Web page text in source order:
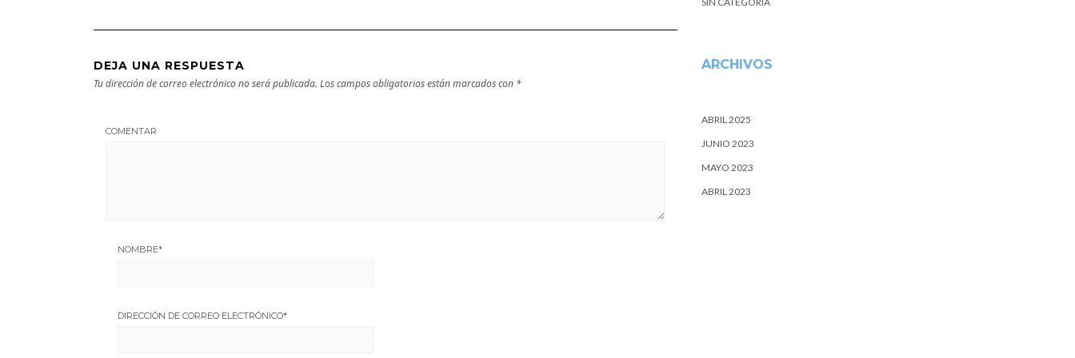
DEJA UNA RESPUESTA
Tu dirección de correo electrónico no será publicada. Los campos obligatorios están marcados con *
COMENTAR
NOMBRE*
DIRECCIÓN DE CORREO ELECTRÓNICO*
ARCHIVOS
ABRIL 2025
JUNIO 2023
MAYO 2023
ABRIL 2023